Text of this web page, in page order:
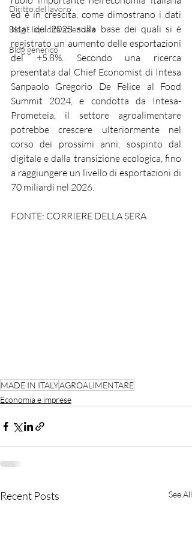
Diritto del lavoro
Blog - liquidità aziendale
Blog generico
ed è in crescita, come dimostrano i dati
Istat del 2023 sulla base dei quali si è
registrato un aumento delle esportazioni
del +5.8%. Secondo una ricerca
presentata dal Chief Economist di Intesa
Sanpaolo Gregorio De Felice al Food
Summit 2024, e condotta da Intesa-
Prometeia, il settore agroalimentare
potrebbe crescere ulteriormente nel
corso dei prossimi anni, sospinto dal
digitale e dalla transizione ecologica, fino
a raggiungere un livello di esportazioni di
70 miliardi nel 2026.
FONTE: CORRIERE DELLA SERA
MADE IN ITALYAGROALIMENTARE
Economia e imprese
Recent Posts See All